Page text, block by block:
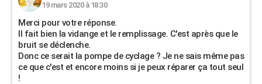
19 mars 2020 à 18:30
Merci pour votre réponse.
Il fait bien la vidange et le remplissage. C'est après que le
bruit se déclenche.
Donc ce serait la pompe de cyclage ? Je ne sais même pas
ce que c'est et encore moins si je peux réparer ça tout seul
!